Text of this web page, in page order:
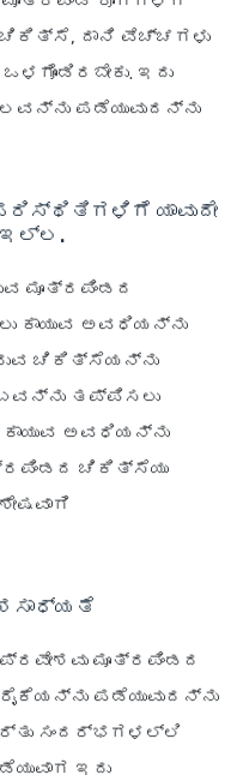
ದಾನಿ ವೆಚ್ಚಗಳು
ಇದು
ಪಡೆಯುವುದನ್ನು
ಯಾವುದೇ
ಇಲ್ಲ.
ಮೂತ್ರಪಿಂಡದ
ಕಾಯುವ ಅವಧಿಯನ್ನು
ಚಿಕಿತ್ಸೆಯನ್ನು
ತಪ್ಪಿಸಲು
ಅವಧಿಯನ್ನು
ಚಿಕಿತ್ಸೆಯು
ಮೂತ್ರಪಿಂಡದ
ಪಡೆಯುವುದನ್ನು
ಸಂದರ್ಭಗಳಲ್ಲಿ
ಇದು